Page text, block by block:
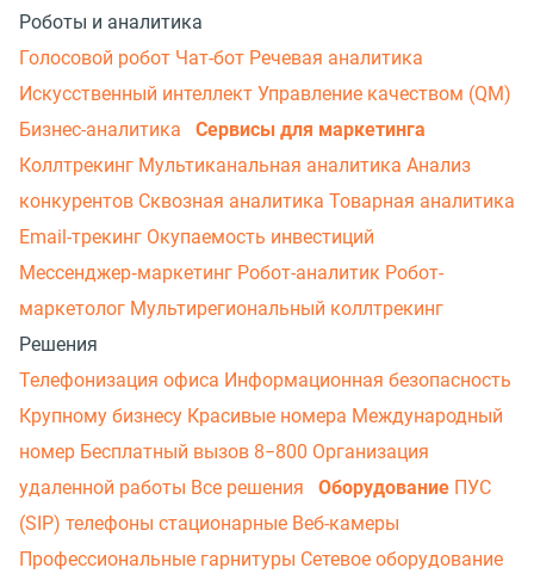
Роботы и аналитика
Голосовой робот Чат-бот Речевая аналитика
Искусственный интеллект Управление качеством (QM)
Бизнес-аналитика
Сервисы для маркетинга
Коллтрекинг Мультиканальная аналитика Анализ
конкурентов Сквозная аналитика Товарная аналитика
Email-трекинг Окупаемость инвестиций
Мессенджер‑маркетинг Робот-аналитик Робот-
маркетолог Мультирегиональный коллтрекинг
Решения
Телефонизация офиса Информационная безопасность
Крупному бизнесу Красивые номера Международный
номер Бесплатный вызов 8−800 Организация
удаленной работы Все решения Оборудование ПУС
(SIP) телефоны стационарные Веб-камеры
Профессиональные гарнитуры Сетевое оборудование